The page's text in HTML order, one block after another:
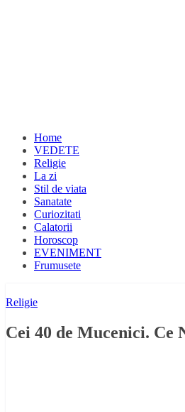
Home
VEDETE
Religie
La zi
Stil de viata
Sanatate
Curiozitati
Calatorii
Horoscop
EVENIMENT
Frumusete
Religie
Cei 40 de Mucenici. Ce